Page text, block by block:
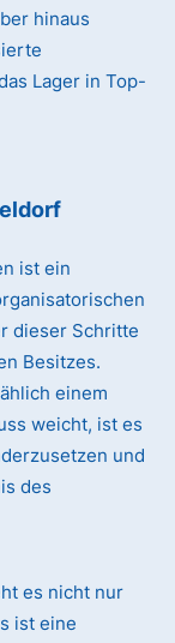
hinaus
Lager in Top-
ist ein
dieser Schritte
Besitzes.
einem
weicht, ist es
und
des
es nicht nur
ist eine